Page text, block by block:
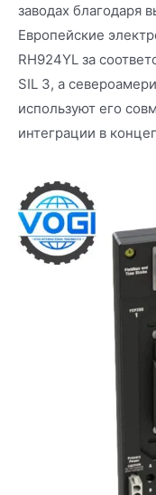
заводах благодаря
Европейские
RH924YL за
SIL 3, а
используют его
интеграции в